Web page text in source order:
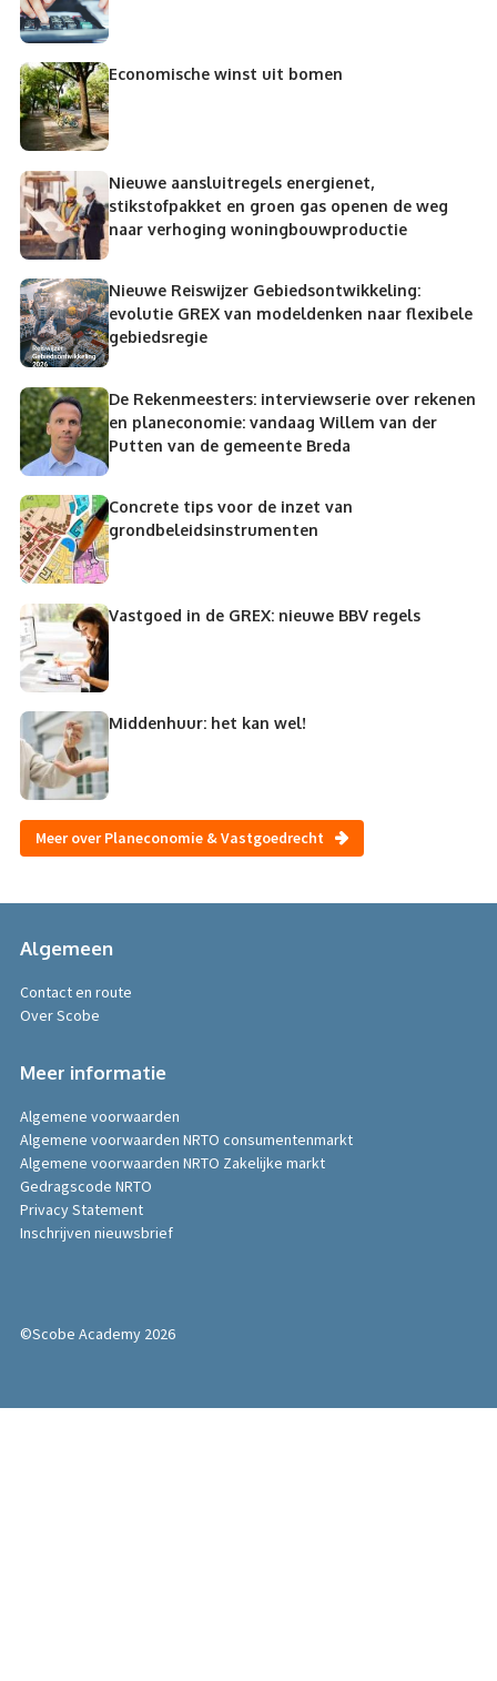
Economische winst uit bomen
Nieuwe aansluitregels energienet,
stikstofpakket en groen gas openen de weg
naar verhoging woningbouwproductie
Nieuwe Reiswijzer Gebiedsontwikkeling:
evolutie GREX van modeldenken naar flexibele
gebiedsregie
De Rekenmeesters: interviewserie over rekenen
en planeconomie: vandaag Willem van der
Putten van de gemeente Breda
Concrete tips voor de inzet van
grondbeleidsinstrumenten
Vastgoed in de GREX: nieuwe BBV regels
Middenhuur: het kan wel!
Meer over Planeconomie & Vastgoedrecht
Algemeen
Contact en route
Over Scobe
Meer informatie
Algemene voorwaarden
Algemene voorwaarden NRTO consumentenmarkt
Algemene voorwaarden NRTO Zakelijke markt
Gedragscode NRTO
Privacy Statement
Inschrijven nieuwsbrief
©Scobe Academy 2026